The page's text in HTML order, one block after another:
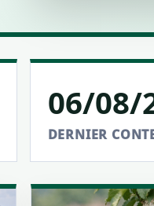
06/08/
DERNIER